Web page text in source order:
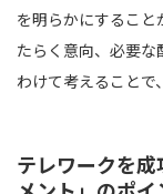
を明らかにするこ
たらく意向、必要
わけて考えることで
テレワークを